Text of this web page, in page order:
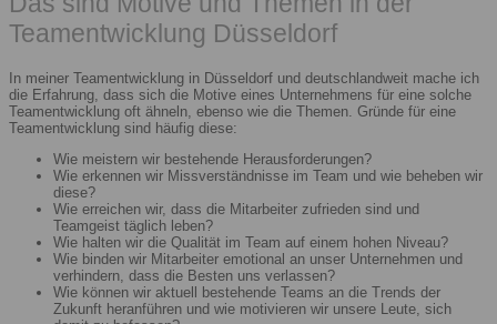
Teamentwicklung Düsseldorf
In meiner Teamentwicklung in Düsseldorf und deutschlandweit mache ich
die Erfahrung, dass sich die Motive eines Unternehmens für eine solche
Teamentwicklung oft ähneln, ebenso wie die Themen. Gründe für eine
Teamentwicklung sind häufig diese:
Wie meistern wir bestehende Herausforderungen?
Wie erkennen wir Missverständnisse im Team und wie beheben wir
diese?
Wie erreichen wir, dass die Mitarbeiter zufrieden sind und
Teamgeist täglich leben?
Wie halten wir die Qualität im Team auf einem hohen Niveau?
Wie binden wir Mitarbeiter emotional an unser Unternehmen und
verhindern, dass die Besten uns verlassen?
Wie können wir aktuell bestehende Teams an die Trends der
Zukunft heranführen und wie motivieren wir unsere Leute, sich